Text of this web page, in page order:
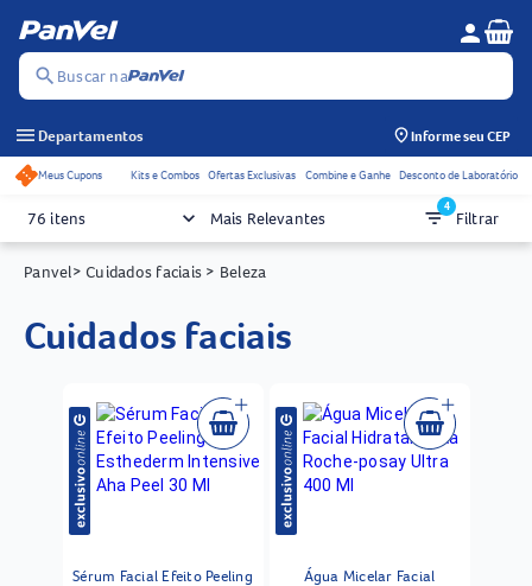
search Buscar na
Menu do
person
menu Departamentos Informe seu CEP
Acessos rápidos do cabeçalho
Meus Cupons Kits e Combos Ofertas Exclusivas Combine e Ganhe Desconto de Laboratório
76 itens keyboard_arrow_down Mais Relevantes filter_list4
Filtrar
Panvel> Cuidados faciais > Beleza
cuidados faciais
Sérum Facial Efeito Peeling
Água Micelar Facial